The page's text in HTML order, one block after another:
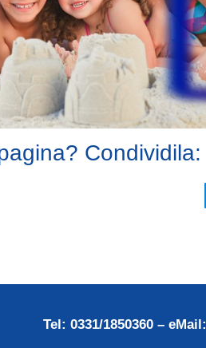
Condividila:
Tel: 0331/1850360 – eMail: